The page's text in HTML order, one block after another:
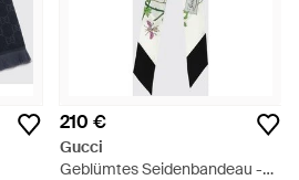
210 €
Gucci
Geblümtes Seidenbandeau -